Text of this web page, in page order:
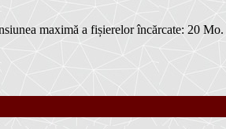
maximă a fișierelor încărcate: 20 Mo.